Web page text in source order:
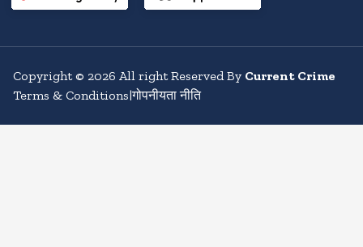
Copyright© 2026 All right Reserved By Current Crime
Terms & Conditions|गोपनीयता नीति